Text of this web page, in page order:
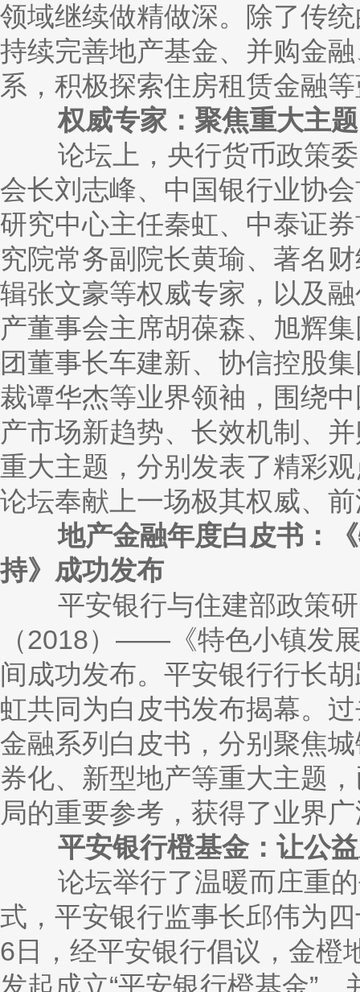
领域继续做精做深。除了传
持续完善地产基金、并购金
系，积极探索住房租赁金融
权威专家：聚焦重大主题
论坛上，央行货币政策委
会长刘志峰、中国银行业协
研究中心主任秦虹、中泰证
究院常务副院长黄瑜、著名
辑张文豪等权威专家，以及
产董事会主席胡葆森、旭辉
团董事长车建新、协信控股
裁谭华杰等业界领袖，围绕
产市场新趋势、长效机制、
重大主题，分别发表了精彩
论坛奉献上一场极其权威、
地产金融年度白皮书：《
持》成功发布
平安银行与住建部政策研
（2018）——《特色小镇发
间成功发布。平安银行行长
虹共同为白皮书发布揭幕。
金融系列白皮书，分别聚焦
券化、新型地产等重大主题
局的重要参考，获得了业界
平安银行橙基金：让公益
论坛举行了温暖而庄重的
式，平安银行监事长邱伟为
6日，经平安银行倡议，金橙
发起成立“平安银行橙基金”